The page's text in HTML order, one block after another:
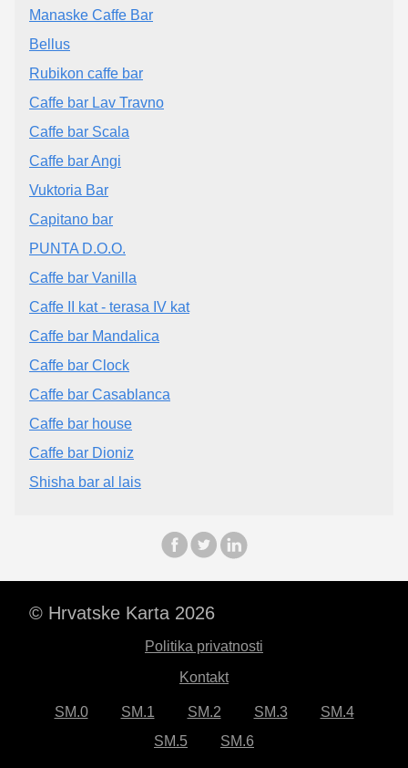
Manaske Caffe Bar
Bellus
Rubikon caffe bar
Caffe bar Lav Travno
Caffe bar Scala
Caffe bar Angi
Vuktoria Bar
Capitano bar
PUNTA D.O.O.
Caffe bar Vanilla
Caffe II kat - terasa IV kat
Caffe bar Mandalica
Caffe bar Clock
Caffe bar Casablanca
Caffe bar house
Caffe bar Dioniz
Shisha bar al lais
© Hrvatske Karta 2026
Politika privatnosti
Kontakt
SM.0 SM.1 SM.2 SM.3
SM.4
SM.5
SM.6